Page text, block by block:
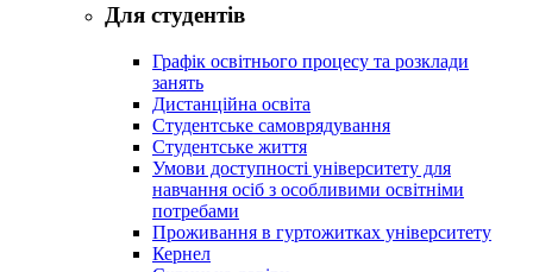
Для студентів
Графік освітнього процесу та розклади
занять
Дистанційна освіта
Студентське самоврядування
Студентське життя
Умови доступності університету для
навчання осіб з особливими освітніми
потребами
Проживання в гуртожитках університету
Кернел